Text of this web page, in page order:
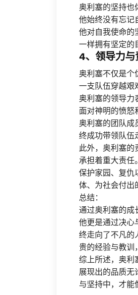
奥利塞的坚持也
他始终没有忘记
他对自我使命的
一样拥有坚定的
4、领导力与
奥利塞不仅是个
一支队伍穿越艰
奥利塞的领导力
面对神明的愤怒
奥利塞的团队成
终成功带领队伍
此外，奥利塞
承担着重大责任
保护家园、复仇
体、为社会付出
总结：
通过奥利塞的成
他更是通过决心
终走向了不凡的
贵的经验与教训
综上所述，奥利
展现出的品质无
与坚持中，才能